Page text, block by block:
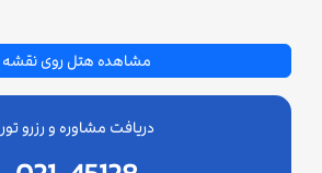
مشاهده هتل روی نقشه
دریافت مشاوره و رزرو تور